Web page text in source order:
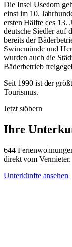
Die Insel Usedom
einst im 10.
ersten Hälfte des 13.
deutsche Siedler auf
bereits der
Swinemünde und
wurden auch die
Bäderbetrieb
Seit 1990 ist der
Tourismus.
Jetzt stöbern
Ihre
644
direkt vom Vermieter.
Unterkünfte ansehen